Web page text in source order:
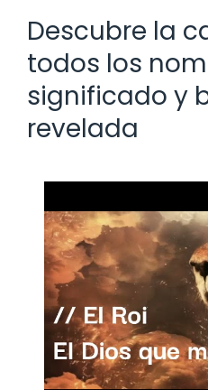
Descubre la
todos los
significado y
revelada